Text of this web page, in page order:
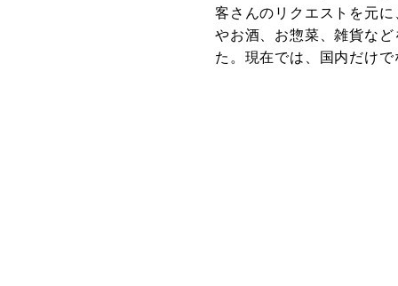
客さんのリクエストを元
やお酒、お惣菜、雑貨な
た。現在では、国内だけ